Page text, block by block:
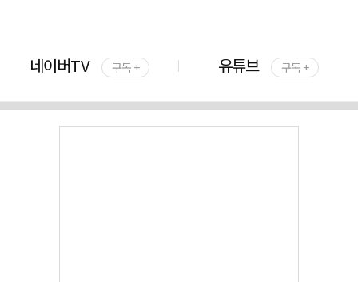
네이버TV 구독 + 유튜브 구독 +